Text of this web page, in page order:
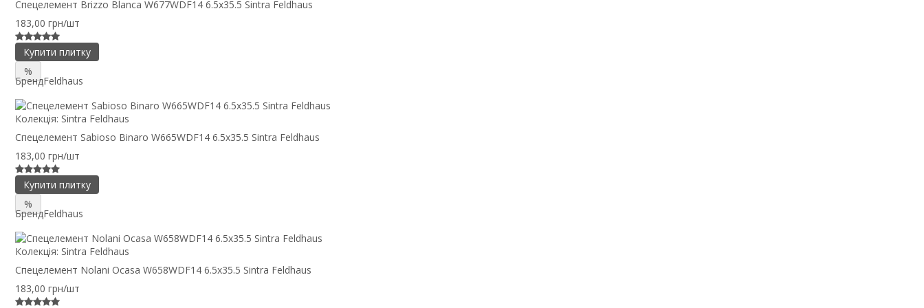
Спецелемент Brizzo Blanca W677WDF14 6.5x35.5 Sintra Feldhaus
183,00 грн/шт
Купити плитку
%
БрендFeldhaus
Колекція: Sintra Feldhaus
Спецелемент Sabioso Binaro W665WDF14 6.5x35.5 Sintra Feldhaus
183,00 грн/шт
Купити плитку
%
БрендFeldhaus
Колекція: Sintra Feldhaus
Спецелемент Nolani Ocasa W658WDF14 6.5x35.5 Sintra Feldhaus
183,00 грн/шт